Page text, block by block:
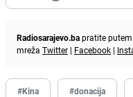
Radiosarajevo.bapratite
mreža Twitter | Facebook |
#Kina #donacija